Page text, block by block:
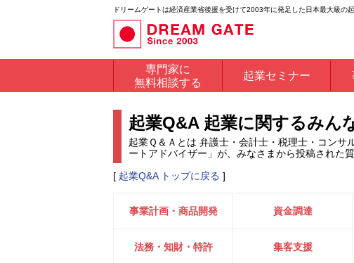
ドリームゲートは経済産業省後援を受けて2003年に発足した日本最大級の
専門家に
無料相談する
起業セミナー
起業Q&A 起業に関するみん
起業Ｑ＆Ａとは 弁護士・会計士・税理士・コン
ートアドバイザー」が、みなさまから投稿された
[ 起業Q&A トップに戻る ]
事業計画・商品開発 資金調達
法務・知財・特許 集客支援